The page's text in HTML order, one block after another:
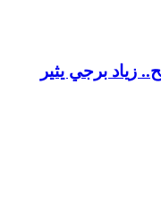
زياد برجي يثير